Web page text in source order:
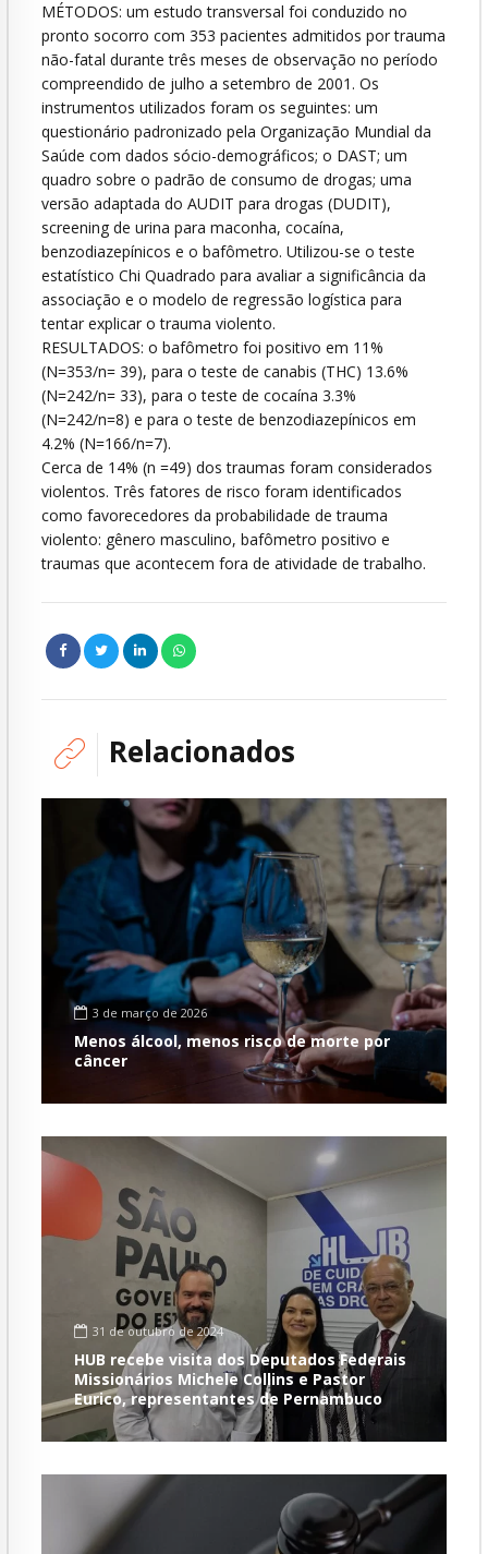
MÉTODOS: um estudo transversal foi conduzido no
pronto socorro com 353 pacientes admitidos por trauma
não-fatal durante três meses de observação no período
compreendido de julho a setembro de 2001. Os
instrumentos utilizados foram os seguintes: um
questionário padronizado pela Organização Mundial da
Saúde com dados sócio-demográficos; o DAST; um
quadro sobre o padrão de consumo de drogas; uma
versão adaptada do AUDIT para drogas (DUDIT),
screening de urina para maconha, cocaína,
benzodiazepínicos e o bafômetro. Utilizou-se o teste
estatístico Chi Quadrado para avaliar a significância da
associação e o modelo de regressão logística para
tentar explicar o trauma violento.
RESULTADOS: o bafômetro foi positivo em 11%
(N=353/n= 39), para o teste de canabis (THC) 13.6%
(N=242/n= 33), para o teste de cocaína 3.3%
(N=242/n=8) e para o teste de benzodiazepínicos em
4.2% (N=166/n=7).
Cerca de 14% (n =49) dos traumas foram considerados
violentos. Três fatores de risco foram identificados
como favorecedores da probabilidade de trauma
violento: gênero masculino, bafômetro positivo e
traumas que acontecem fora de atividade de trabalho.
Relacionados
3 de março de 2026
Menos álcool, menos risco de morte por
câncer
31 de outubro de 2024
HUB recebe visita dos Deputados Federais
Missionários Michele Collins e Pastor
Eurico, representantes de Pernambuco